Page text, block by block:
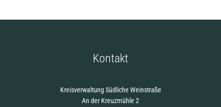
Kontakt
Kreisverwaltung Südliche Weinstraße
An der Kreuzmühle 2